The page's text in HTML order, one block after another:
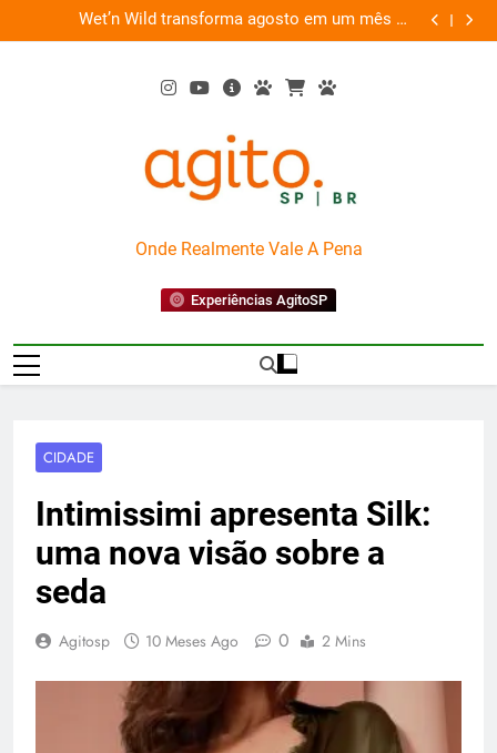
to
Wet’n Wild transforma agosto em um mês de
diversão e conexão
“Led
AgitoSP
Onde Realmente Vale A Pena
Experiências AgitoSP
CIDADE
Intimissimi apresenta Silk:
uma nova visão sobre a
seda
Agitosp 10 Meses Ago 0 2 Mins